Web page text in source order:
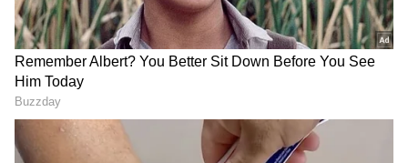
4
Image Credit :